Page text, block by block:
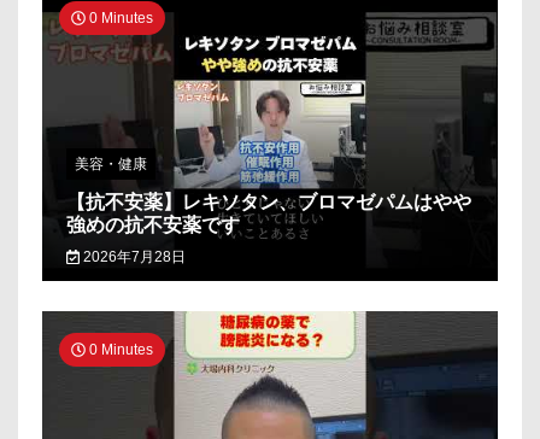
0 Minutes
美容・健康
【抗不安薬】レキソタン、ブロマゼパムはやや
強めの抗不安薬です
2026年7月28日
0 Minutes